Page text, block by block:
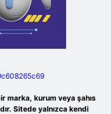
marka, kurum veya şahıs
Sitede yalnızca kendi